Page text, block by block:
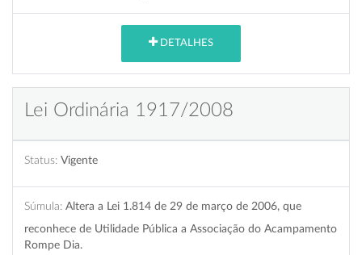
DETALHES
Lei Ordinária 1917/2008
Status: Vigente
Súmula: Altera a Lei 1.814 de 29 de março de 2006, que
reconhece de Utilidade Pública a Associação do Acampamento
Rompe Dia.